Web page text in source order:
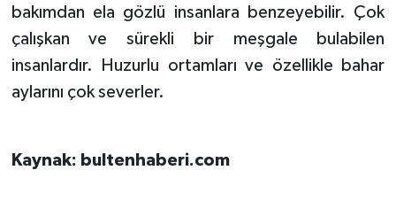
bakımdan ela gözlü insanlara benzeyebilir. Çok
çalışkan ve sürekli bir meşgale bulabilen
insanlardır. Huzurlu ortamları ve özellikle bahar
aylarını çok severler.
Kaynak: bultenhaberi.com